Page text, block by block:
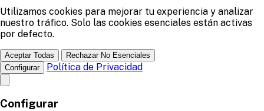
Utilizamos cookies para mejorar tu experiencia y analizar
nuestro tráfico. Solo las cookies esenciales están activas
por defecto.
Aceptar Todas
Rechazar No Esenciales
Configurar
Política de Privacidad
Configurar